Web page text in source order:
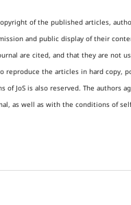
of the published articles,
and public display of their
are cited, and that they are not
reproduce the articles in hard copy,
of JoS is also reserved. The authors
as well as with the conditions of